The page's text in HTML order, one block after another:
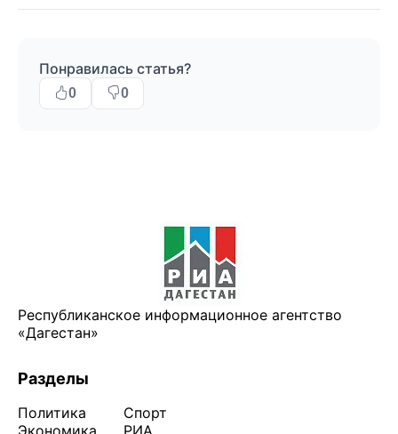
Понравилась статья?
0 0
Республиканское информационное агентство
«Дагестан»
Разделы
Политика
Экономика
Спорт
РИА